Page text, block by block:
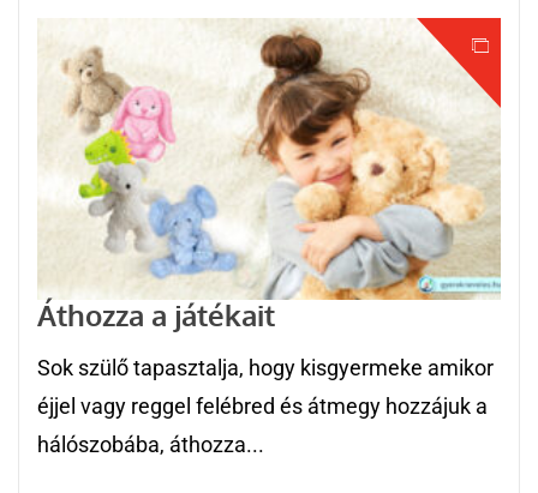
Áthozza a játékait
Sok szülő tapasztalja, hogy kisgyermeke amikor
éjjel vagy reggel felébred és átmegy hozzájuk a
hálószobába, áthozza...